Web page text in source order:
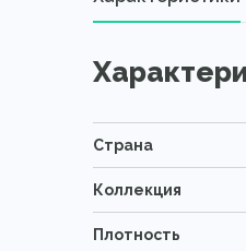
Страна
Коллекция
Плотность